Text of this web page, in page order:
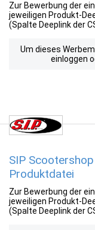
Zur Bewerbung der
jeweiligen Produkt-
(Spalte Deeplink der
Um dieses
einloggen
SIP
Produktdatei
Zur Bewerbung der
jeweiligen Produkt-
(Spalte Deeplink der